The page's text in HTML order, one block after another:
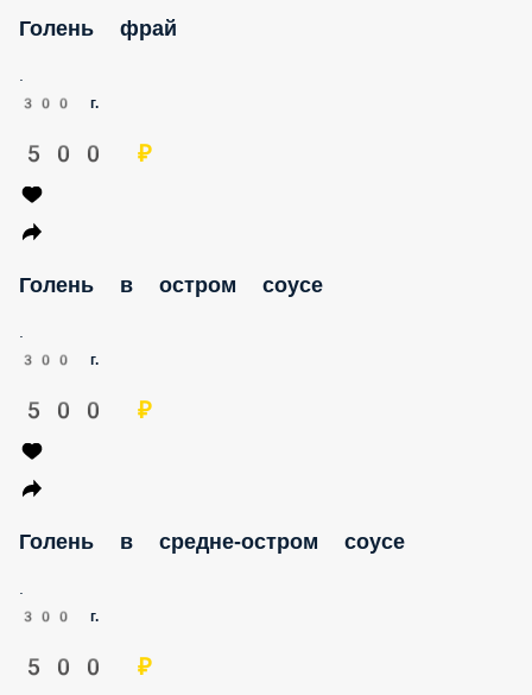
Голень фрай
300 г.
500 ₽
Голень в остром соусе
300 г.
500 ₽
Голень в средне-остром соусе
300 г.
500 ₽